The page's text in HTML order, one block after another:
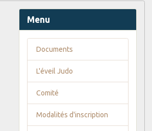
Menu
Documents
L'éveil Judo
Comité
Modalités d'inscription